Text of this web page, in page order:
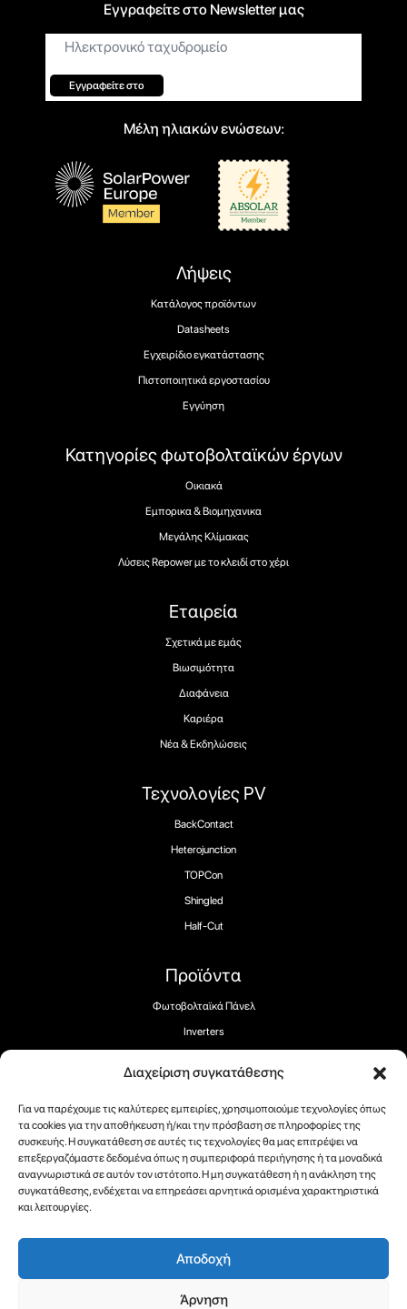
Διαχείριση συγκατάθεσης
Για να παρέχουμε τις καλύτερες εμπειρίες, χρησιμοποιούμε τεχνολογίες όπως
τα cookies για την αποθήκευση ή/και την πρόσβαση σε πληροφορίες της
συσκευής. Η συγκατάθεση σε αυτές τις τεχνολογίες θα μας επιτρέψει να
επεξεργαζόμαστε δεδομένα όπως η συμπεριφορά περιήγησης ή τα μοναδικά
αναγνωριστικά σε αυτόν τον ιστότοπο. Η μη συγκατάθεση ή η ανάκληση της
συγκατάθεσης, ενδέχεται να επηρεάσει αρνητικά ορισμένα χαρακτηριστικά
και λειτουργίες.
Αποδοχή
Άρνηση
Προϊόντα
Φωτοβολταϊκά Πάνελ
Inverters
Φορτιστές EV
Τεχνολογίες PV
BackContact
Heterojunction
TOPCon
Shingled
Half-Cut
Εταιρεία
Σχετικά με εμάς
Βιωσιμότητα
Διαφάνεια
Καριέρα
Νέα & Εκδηλώσεις
Κατηγορίες φωτοβολταϊκών έργων
Οικιακά
Εμπορικα & Βιομηχανικα
Μεγάλης Κλίμακας
Λύσεις Repower με το κλειδί στο χέρι
Λήψεις
Κατάλογος προϊόντων
Datasheets
Εγχειρίδιο εγκατάστασης
Πιστοποιητικά εργοστασίου
Εγγύηση
Εγγραφείτε στο Newsletter μας
Ηλεκτρονικό
ταχυδρομείο*
Εγγραφείτε στο
Μέλη ηλιακών ενώσεων:
Ακολουθήστε μας:
Πνευματικά δικαιώματα 2025 ® RECOM-TECH